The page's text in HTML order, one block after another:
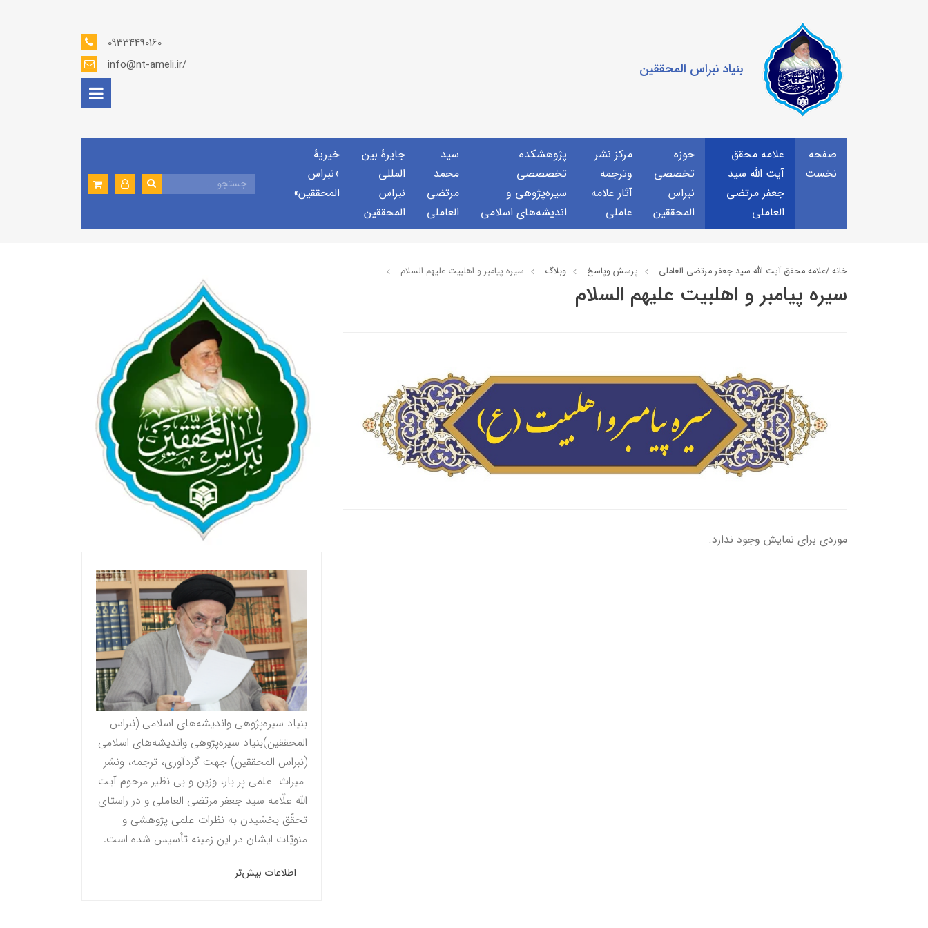
بنیاد نبراس المحققین
09334490160
info@nt-ameli.ir/
صفحه
نخست
علامه محقق
آیت الله سید
جعفر مرتضی
العاملی
حوزه
تخصصی
نبراس
المحققین
مركز نشر
وترجمه
آثار علامه
عاملی
پژوهشكده
تخصصصى
سیره‌پژوهی و
اندیشه‌های اسلامی
سید
محمد
مرتضی
العاملی
جايرهٔ بین
المللی
نبراس
المحققین
خيريهٔ
«نبراس
المحققين»
خانه /علامه محقق آیت الله سید جعفر مرتضی العاملی پرسش وپاسخ وبلاگ سيره پيامبر و اهلبيت علیهم السلام
سيره پيامبر و اهلبيت علیهم السلام
موردی برای نمایش وجود ندارد.
بنیاد سیره‌پژوهی واندیشه‌های اسلامی (نبراس
المحققين)بنیاد سیره‌پژوهی واندیشه‌های اسلامی
(نبراس المحققين) جهت گردآوری، ترجمه، ونشر
میراث علمی پر بار، وزین و بی نظیر مرحوم آيت
الله علّامه سيد جعفر مرتضى العاملى و در راستاى
تحقّق بخشيدن به نظرات علمى پژوهشى و
منویّات ايشان در این زمینه تأسیس شده است.
اطلاعات بیش‌تر